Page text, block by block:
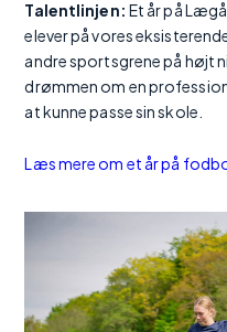
Talentlinjen: Et år på
elever på vores
andre sportsgrene på højt
drømmen om en
at kunne passe sin skole.
Læs mere om et år på